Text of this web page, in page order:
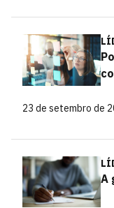
23 de setembro de
A